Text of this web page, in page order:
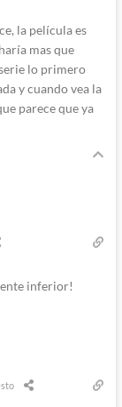
la película es
mas que
lo primero
y cuando vea la
parece que ya
inferior!